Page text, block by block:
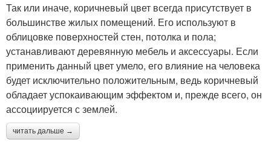
Так или иначе, коричневый цвет всегда присутствует в
большинстве жилых помещений. Его используют в
облицовке поверхностей стен, потолка и пола;
устанавливают деревянную мебель и аксессуары. Если
применить данный цвет умело, его влияние на человека
будет исключительно положительным, ведь коричневый
обладает успокаивающим эффектом и, прежде всего, он
ассоциируется с землей.
читать дальше →